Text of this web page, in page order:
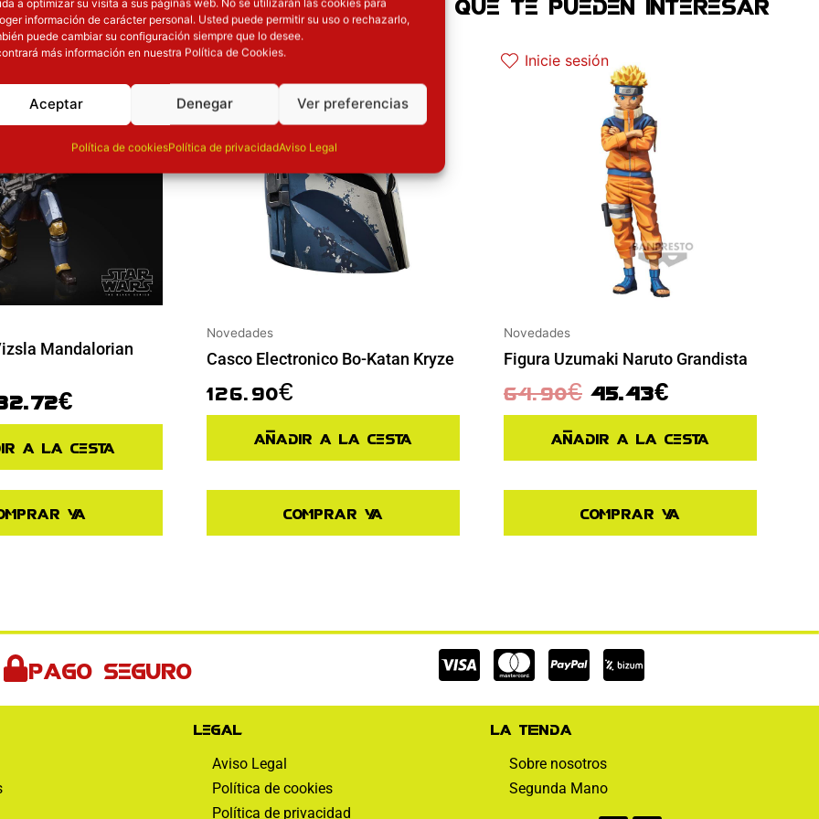
información de carácter personal. Usted puede permitir su uso o rechazarlo,
puede cambiar su configuración siempre que lo desee.
más información en nuestra Política de Cookies.
Aceptar Denegar Ver preferencias
Política de cookiesPolítica de privacidadAviso Legal
Mandalorian
original era: 40.90€.
€
El precio actual es: 32.72€.
a la cesta
ya
Inicie sesión
Novedades
Casco Electronico Bo-Katan Kryze
126.90€
Añadir a la cesta
Comprar ya
Inicie sesión
Novedades
Figura Uzumaki Naruto Grandista
64.90€ 45.43€
Añadir a la cesta
Comprar ya
Pago seguro
Cc-
visa
Cc-
mastercard
Cc-
paypal
Legal
Aviso Legal
Política de cookies
Política de privacidad
La tienda
Sobre nosotros
Segunda Mano